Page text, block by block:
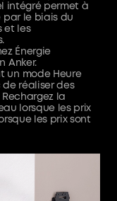
intégré permet à
par le biais du
et les
Énergie
Anker.
un mode Heure
réaliser des
la
lorsque les prix
les prix sont